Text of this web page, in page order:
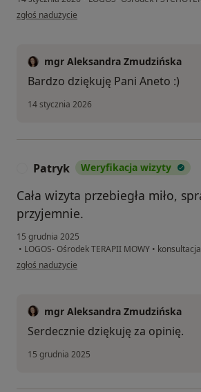
w opinii użytkownika Aneta
zgłoś nadużycie
mgr Aleksandra Zmudzińska
Bardzo dziękuję Pani Aneto :)
14 stycznia 2026
Patryk Weryfikacja wizyty
Cała wizyta przebiegła miło,
przyjemnie.
15 grudnia 2025
• LOGOS- Ośrodek TERAPII MOWY •
w opinii użytkownika Patryk
zgłoś nadużycie
mgr Aleksandra Zmudzińska
Serdecznie dziękuję za opinię.
15 grudnia 2025